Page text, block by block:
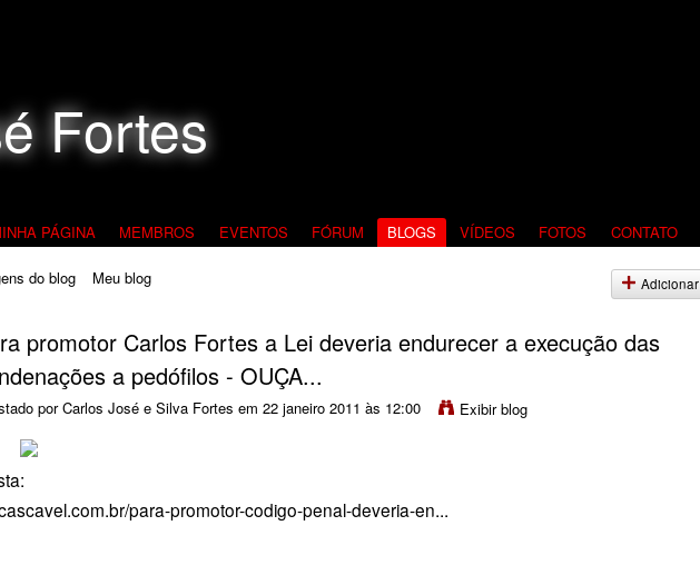
PÁGINA MEMBROS EVENTOS FÓRUM BLOGS VÍDEOS FOTOS CONTATO
do blog Meu blog Adicionar
promotor Carlos Fortes a Lei deveria endurecer a execução das
a pedófilos - OUÇA...
porCarlos José e Silva Fortes em 22 janeiro 2011 às 12:00 Exibir blog
para-promotor-codigo-penal-deveria-en...